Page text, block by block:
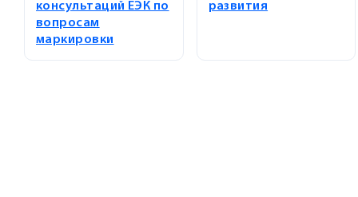
консультаций ЕЭК по
вопросам
маркировки
развития